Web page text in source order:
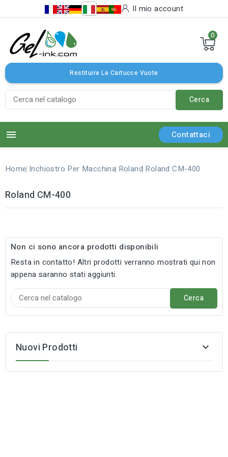
Il mio account
0
Restituire Le Cartucce Vuote
Cerca
 Contattaci
Home Inchiostro Per Macchina Roland Roland CM-400
Roland CM-400
Non ci sono ancora prodotti disponibili
Resta in contatto! Altri prodotti verranno mostrati qui non
appena saranno stati aggiunti.
Cerca
Nuovi Prodotti 